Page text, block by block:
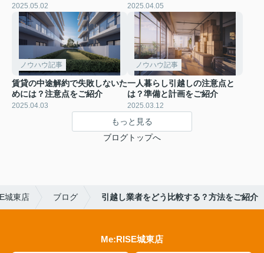
2025.05.02 2025.04.05
ノウハウ記事
賃貸の中途解約で失敗しないた
めには？注意点をご紹介
2025.04.03
ノウハウ記事
一人暮らし引越しの注意点と
は？準備と計画をご紹介
2025.03.12
もっと見る
ブログトップへ
城東店 ブログ 引越し業者をどう比較する？方法をご紹介
Me:RISE城東店